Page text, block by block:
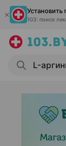
103: поиск